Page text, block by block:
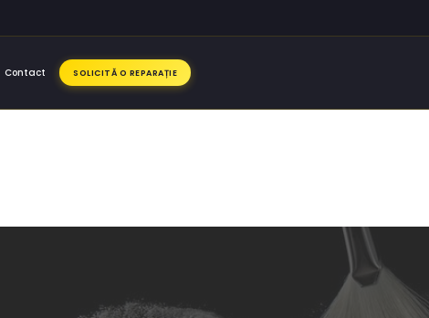
Contact SOLICITĂ O REPARAȚIE